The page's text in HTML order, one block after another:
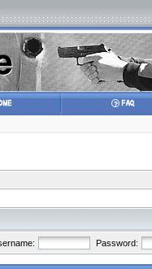
Password: